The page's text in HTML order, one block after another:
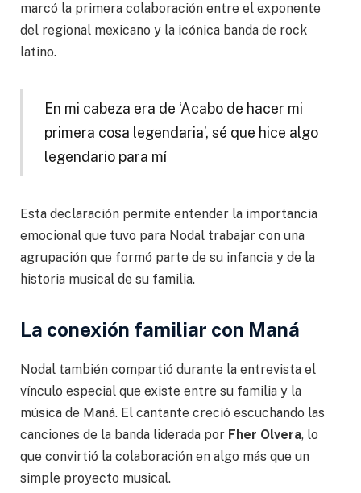
marcó la primera colaboración entre el exponente
del regional mexicano y la icónica banda de rock
latino.
En mi cabeza era de ‘Acabo de hacer mi
primera cosa legendaria’, sé que hice algo
legendario para mí
Esta declaración permite entender la importancia
emocional que tuvo para Nodal trabajar con una
agrupación que formó parte de su infancia y de la
historia musical de su familia.
La conexión familiar con Maná
Nodal también compartió durante la entrevista el
vínculo especial que existe entre su familia y la
música de Maná. El cantante creció escuchando las
canciones de la banda liderada por Fher Olvera, lo
que convirtió la colaboración en algo más que un
simple proyecto musical.